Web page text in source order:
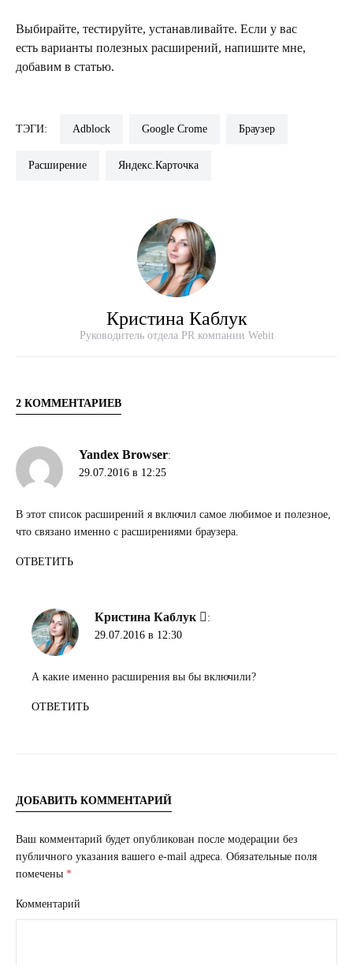
Выбирайте, тестируйте, устанавливайте. Если у вас
есть варианты полезных расширений, напишите мне,
добавим в статью.
ТЭГИ: Adblock Google Crome Браузер
Расширение Яндекс.Карточка
Кристина Каблук
Руководитель отдела PR компании Webit
2 КОММЕНТАРИЕВ
Yandex Browser:
29.07.2016 в 12:25
В этот список расширений я включил самое любимое и полезное,
что связано именно с расширениями браузера.
ОТВЕТИТЬ
Кристина Каблук
:
29.07.2016 в 12:30
А какие именно расширения вы бы включили?
ОТВЕТИТЬ
ДОБАВИТЬ КОММЕНТАРИЙ
Ваш комментарий будет опубликован после модерации без
публичного указания вашего e-mail адреса. Обязательные поля
помечены *
Комментарий